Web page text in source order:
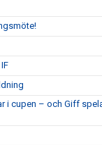
i cupen – och Giff